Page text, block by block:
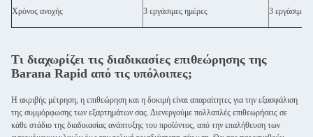
Χρόνος ανοχής 3 εργάσιμες ημέρες 3 εργάσιμες
Τι διαχωρίζει τις διαδικασίες επιθεώρησης της
Barana Rapid από τις υπόλοιπες;
Η ακριβής μέτρηση, η επιθεώρηση και η δοκιμή είναι απαραίτητες για την εξασφάλιση
της συμμόρφωσης των εξαρτημάτων σας. Διενεργούμε πολλαπλές επιθεωρήσεις σε
κάθε στάδιο της διαδικασίας ανάπτυξης του προϊόντος, από την επαλήθευση των